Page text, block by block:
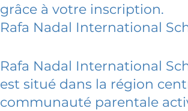
grâce à votre inscription.
Rafa Nadal International
Rafa Nadal International
est situé dans la région
communauté parentale